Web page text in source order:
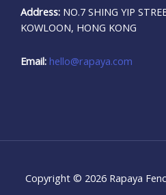
Address: NO.7 SHING YIP
KOWLOON, HONG KONG
Email: hello@rapaya.com
Copyright © 2026 Rapaya